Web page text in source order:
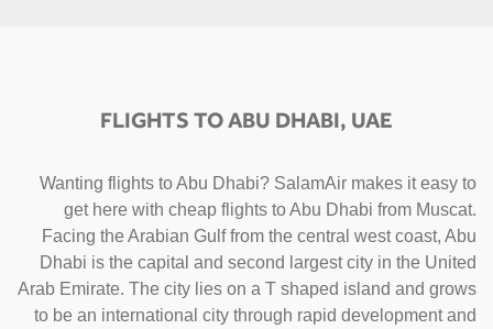
FLIGHTS TO ABU DHABI, UAE
Wanting flights to Abu Dhabi? SalamAir makes it easy to
get here with cheap flights to Abu Dhabi from Muscat.
Facing the Arabian Gulf from the central west coast, Abu
Dhabi is the capital and second largest city in the United
Arab Emirate. The city lies on a T shaped island and grows
to be an international city through rapid development and